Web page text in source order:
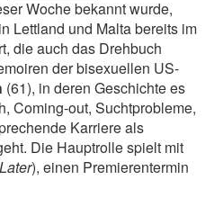
Woche bekannt wurde,
Lettland und Malta bereits im
die auch das Drehbuch
der bisexuellen US-
(61), in deren Geschichte es
Coming-out, Suchtprobleme,
Karriere als
Die Hauptrolle spielt mit
), einen Premierentermin